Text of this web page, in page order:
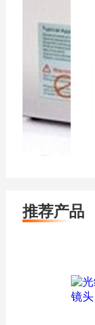
一体化
更新
推荐产品